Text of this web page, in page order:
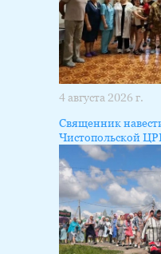
4 августа 2026 г.
Священник
Чистопольской